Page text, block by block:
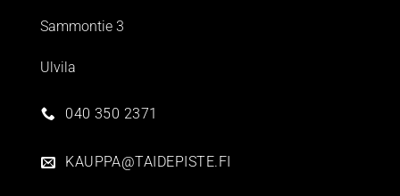
Sammontie 3
Ulvila
040 350 2371
KAUPPA@TAIDEPISTE.FI